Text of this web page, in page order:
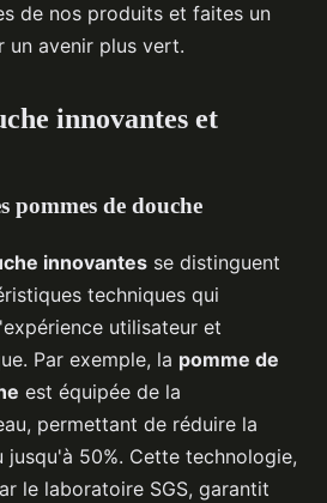
de nos produits et faites un
un avenir plus vert.
innovantes et
pommes de douche
innovantes se distinguent
techniques qui
utilisateur et
Par exemple, la pomme de
est équipée de la
permettant de réduire la
50%. Cette technologie,
le laboratoire SGS, garantit